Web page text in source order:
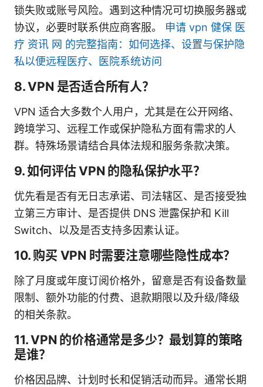
锁失败或账号风险。遇到这种情况可切换服务器或
协议，必要时联系供应商客服。 申请 vpn 健保 医
疗 资讯 网 的完整指南：如何选择、设置与保护隐
私以便远程医疗、医院系统访问
8. VPN 是否适合所有人？
VPN 适合大多数个人用户，尤其是在公开网络、
跨境学习、远程工作或保护隐私方面有需求的人
群。特殊场景请结合具体法规和服务条款决策。
9. 如何评估 VPN 的隐私保护水平？
优先看是否有无日志承诺、司法辖区、是否接受独
立第三方审计、是否提供 DNS 泄露保护和 Kill
Switch、以及是否支持多因素认证。
10. 购买 VPN 时需要注意哪些隐性成本？
除了月度或年度订阅价格外，留意是否有设备数量
限制、额外功能的付费、退款期限以及升级/降级
的相关条款。
11. VPN 的价格通常是多少？最划算的策略
是谁？
价格因品牌、计划时长和促销活动而异。通常长期